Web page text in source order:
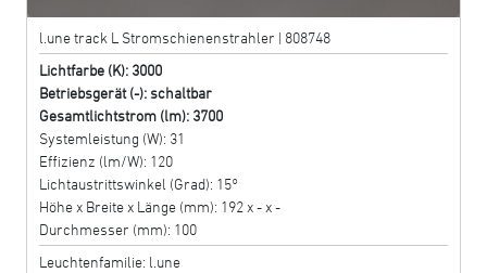
l.une track L Stromschienenstrahler | 808748
Lichtfarbe (K): 3000
Betriebsgerät (-): schaltbar
Gesamtlichtstrom (lm): 3700
Systemleistung (W): 31
Effizienz (lm/W): 120
Lichtaustrittswinkel (Grad): 15°
Höhe x Breite x Länge (mm): 192 x - x -
Durchmesser (mm): 100
Leuchtenfamilie: l.une